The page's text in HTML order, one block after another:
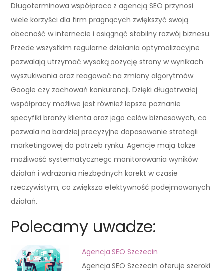
Długoterminowa współpraca z agencją SEO przynosi
wiele korzyści dla firm pragnących zwiększyć swoją
obecność w internecie i osiągnąć stabilny rozwój biznesu.
Przede wszystkim regularne działania optymalizacyjne
pozwalają utrzymać wysoką pozycję strony w wynikach
wyszukiwania oraz reagować na zmiany algorytmów
Google czy zachowań konkurencji. Dzięki długotrwałej
współpracy możliwe jest również lepsze poznanie
specyfiki branży klienta oraz jego celów biznesowych, co
pozwala na bardziej precyzyjne dopasowanie strategii
marketingowej do potrzeb rynku. Agencje mają także
możliwość systematycznego monitorowania wyników
działań i wdrażania niezbędnych korekt w czasie
rzeczywistym, co zwiększa efektywność podejmowanych
działań.
Polecamy uwadze:
Agencja SEO Szczecin
Agencja SEO Szczecin oferuje szeroki